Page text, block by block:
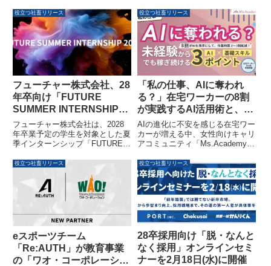
去の世界大会で三冠を達成した岡
慎之助選手が証明した「自己宣
言」の力を活用し、10月の第53
回世界体操競技選手権大会や
2028年の大舞台での世界2連覇を
目指すチームの結束を固めること
を目的としています。
超え、2026年から2034年の間に
年平均成長率11.62%で成長する
見込みであることが明らかになり
ました。
役立つ社畜リリース
フューチャー株式会社、28
年卒向け「FUTURE
SUMMER INTERNSHIP
2026」の募集を開始 – 過
去最多24プログラム、高額
報酬も
フューチャー株式会社は、2028
年卒業予定の学生を対象とした夏
季インターンシップ「FUTURE
の募集を2026年4月20日より開始
しました。AI・テクノロジーを活
用したビジネス革新を体験できる
過去最多24種のプログラムが用
意され、特に「Engineer Camp」
換算での報酬が支給されます。
役立つ社畜リリース
「私の仕事、AIに奪われ
る？」在宅ワーカーの8割
が実践するAI活用術と、未
経験から稼ぎ続ける3つの
ポイント
AIの進化に不安を感じる在宅ワー
カーが増える中、女性向けキャリ
アコミュニティ「Ms.Academy」
割以上が生成AIを「優秀な助手」
として活用し、作業時間を大幅に
短縮している実態が明らかになり
ました。本記事では、この調査結
果に基づき、未経験からAIを味方
につけて賢く働くための3つのポ
イントを紹介します。
役立つ社畜リリース
eスポーツチーム
「Re:AUTH」が教育事業
の「ワオ・コーポレーショ
役立つ社畜リリース
28卒採用向け「脱・なんと
なく採用」オンラインセミ
ナーを2月18日(水)に開催